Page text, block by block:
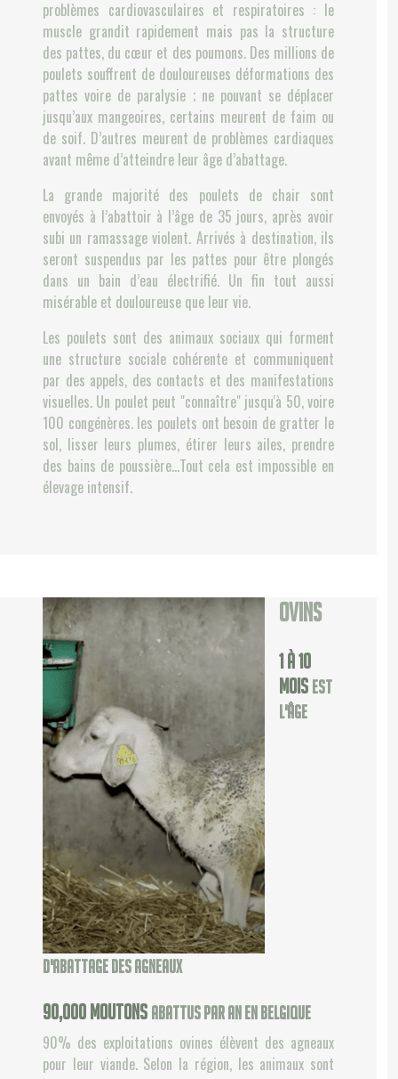
problèmes cardiovasculaires et respiratoires : le
muscle grandit rapidement mais pas la structure
des pattes, du cœur et des poumons. Des millions de
poulets souffrent de douloureuses déformations des
pattes voire de paralysie ; ne pouvant se déplacer
jusqu’aux mangeoires, certains meurent de faim ou
de soif. D’autres meurent de problèmes cardiaques
avant même d’atteindre leur âge d’abattage.
La grande majorité des poulets de chair sont
envoyés à l’abattoir à l’âge de 35 jours, après avoir
subi un ramassage violent. Arrivés à destination, ils
seront suspendus par les pattes pour être plongés
dans un bain d’eau électrifié. Un fin tout aussi
misérable et douloureuse que leur vie.
Les poulets sont des animaux sociaux qui forment
une structure sociale cohérente et communiquent
par des appels, des contacts et des manifestations
visuelles. Un poulet peut "connaître" jusqu'à 50, voire
100 congénères. les poulets ont besoin de gratter le
sol, lisser leurs plumes, étirer leurs ailes, prendre
des bains de poussière…Tout cela est impossible en
élevage intensif.
Ovins
1 à 10
mois est
l'âge
d'abattage des agneaux
120,000 moutonsabattus par an en Belgique
90% des exploitations ovines élèvent des agneaux
pour leur viande. Selon la région, les animaux sont